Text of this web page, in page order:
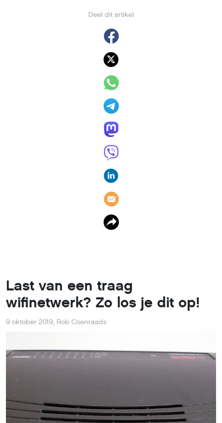
Deel dit artikel
Last van een traag
wifinetwerk? Zo los je dit op!
9 oktober 2019, Rob Coenraads